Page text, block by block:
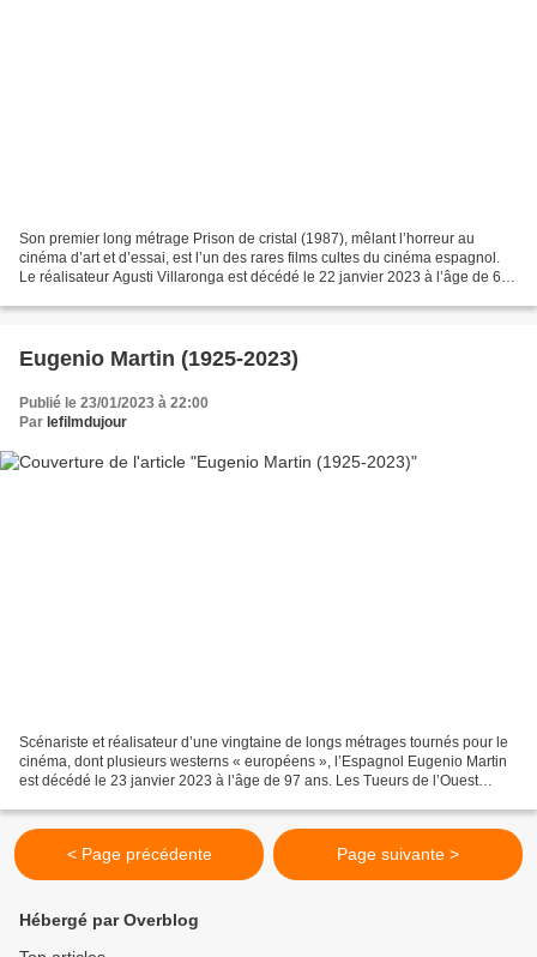
Son premier long métrage Prison de cristal (1987), mêlant l’horreur au
cinéma d’art et d’essai, est l’un des rares films cultes du cinéma espagnol.
Le réalisateur Agusti Villaronga est décédé le 22 janvier 2023 à l’âge de 69
Eugenio Martin (1925-2023)
Publié le 23/01/2023 à 22:00
Par lefilmdujour
Scénariste et réalisateur d’une vingtaine de longs métrages tournés pour le
cinéma, dont plusieurs westerns « européens », l’Espagnol Eugenio Martin
est décédé le 23 janvier 2023 à l’âge de 97 ans. Les Tueurs de l’Ouest
< Page précédente Page suivante >
Hébergé par Overblog